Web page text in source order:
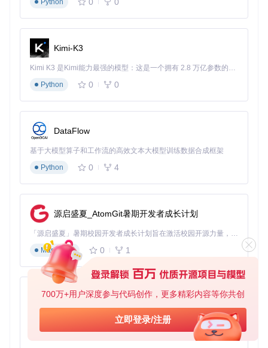
700万+用户深度参与代码创作，更多精彩内容等你共创
立即登录/注册
案例1：分区格式化悲剧
一位摄影师在整理硬盘时误格式化了包含客户照片的分区。使
了数万元的赔偿损失。
一家小型企业遭遇勒索软件攻击，整个服务器数据被加密。通
过Rescuezilla的完整系统恢复功能，在2小时内恢复了所有数
据，将业务中断时间降至最低。
技术解析：Rescuezilla的工作原理
Rescuezilla的核心在于其模块化架构设计，各个功能组件既独
立又协作，如同一个训练有素的救援队。
# 核心恢复流程伪代码
def
recover_system( backup_image, target_drive
# 1. 验证备份完整性
if not verify_backup(backup_image):
raise
Error("备份文件损坏")
    partition_map = analyze_partitions(backup_image)
# 3. 执行恢复操作
Python
Kimi-K3
Kimi K3 是Kimi能力最强的模型：这是一个拥有 2.8 万亿参数的混合专家（MoE）模型，具备原生视觉理解能力，并支持 100 万 token 的上下文窗口。
Python
0 0
DataFlow
基于大模型算子和工作流的高效文本大模型训练数据合成框架
Python
0 4
源启盛夏_AtomGit暑期开发者成长计划
「源启盛夏」暑期校园开发者成长计划旨在激活校园开源力量，通过积分激励、认证扶持、资源倾斜等形式，引导高校组织和开发者完成「入驻 — 建项目 — 做贡献 — 获认证 — 得资源」的完整闭环。无论你是想带领社团入驻平台的组织者，还是希望用代码贡献证明自己的开发者，都能在这里找到属于你的成长路径。
Markdown
0 1
py-xiaozhi
基于Python的Xiaozhi AI，适用于想要完整Xiaozhi体验而无需拥有专用硬件的用户。
Python
0 1